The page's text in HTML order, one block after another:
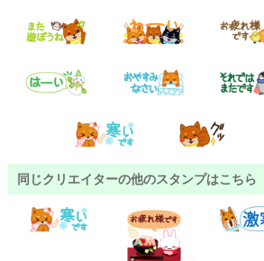
同じクリエイターの他のスタンプはこちら